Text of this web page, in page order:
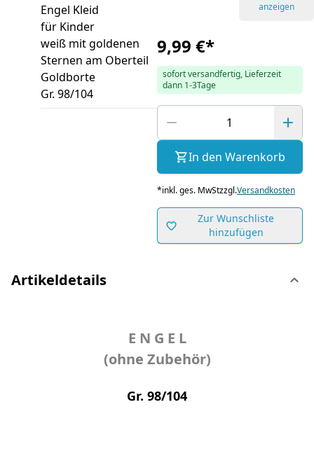
Engel Kleid
für Kinder
weiß mit goldenen
Sternen am Oberteil
Goldborte
Gr. 98/104
anzeigen
9,99 €*
sofort versandfertig, Lieferzeit
dann 1-3Tage
In den Warenkorb
*inkl. ges. MwStzzgl.Versandkosten
Zur Wunschliste
hinzufügen
Artikeldetails
E N G E L
(ohne Zubehör)
Gr. 98/104